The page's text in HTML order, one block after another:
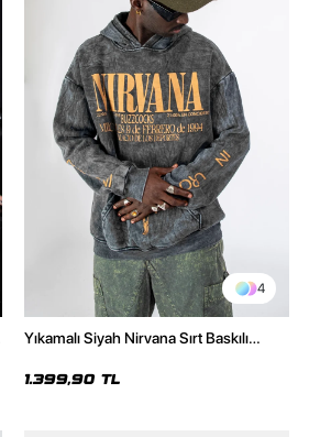
4
Yıkamalı Siyah Nirvana Sırt Baskılı
1.399,90 TL